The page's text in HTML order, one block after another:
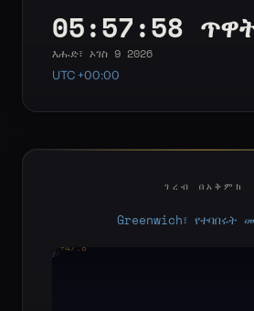
05:57:59
እሑድ፣ ኦገስ 9 2026
UTC +00:00
ገረብ በአቅምክ
Greenwich፣ የተባበሩት
ESW
YOU +47.8°